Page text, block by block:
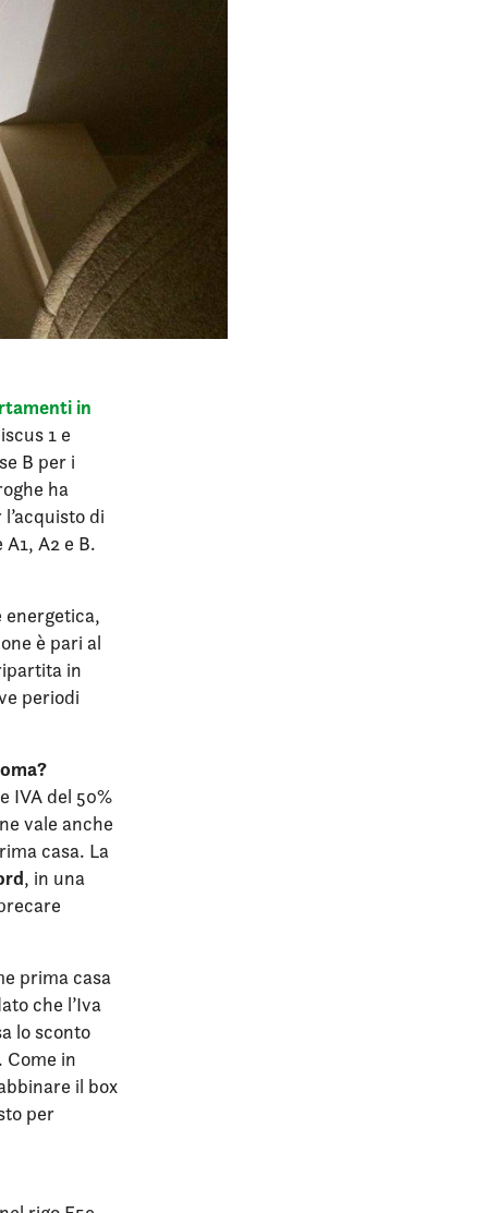
in
1 e
B per i
ha
di
A2 e B.
energetica,
è pari al
in
periodi
IVA del 50%
vale anche
casa. La
, in una
prima casa
che l’Iva
lo sconto
Come in
il box
per